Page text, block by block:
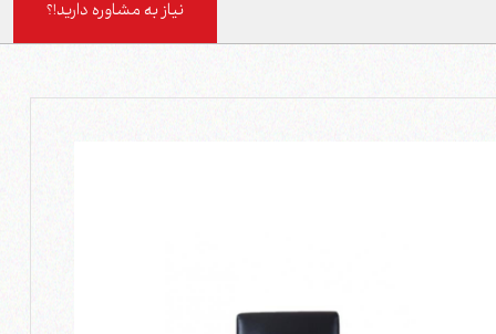
نیاز به مشاوره دارید!؟